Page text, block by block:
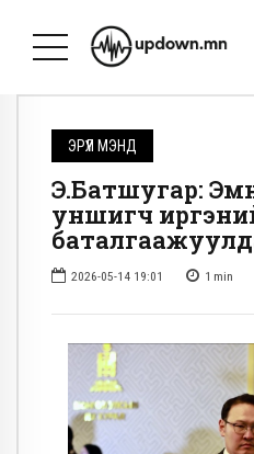
ЭРҮҮЛ МЭНД
Э.Батшугар:
уншигч
2026-05-14 19:01 1 min